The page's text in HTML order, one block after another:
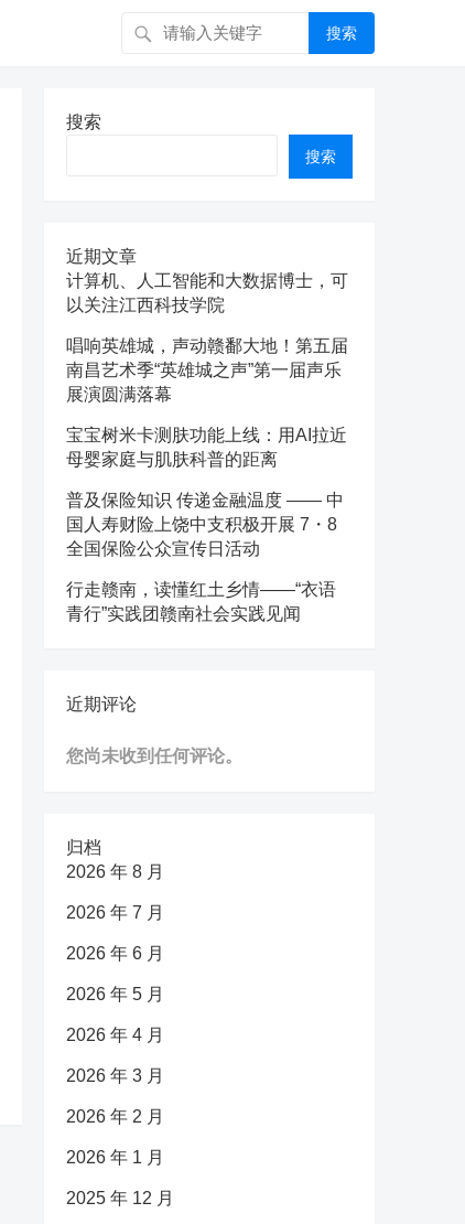
搜索
搜索
搜索
近期文章
计算机、人工智能和大数据博士，可
以关注江西科技学院
唱响英雄城，声动赣鄱大地！第五届
南昌艺术季“英雄城之声”第一届声乐
展演圆满落幕
宝宝树米卡测肤功能上线：用AI拉近
母婴家庭与肌肤科普的距离
普及保险知识 传递金融温度 —— 中
国人寿财险上饶中支积极开展 7・8
全国保险公众宣传日活动
行走赣南，读懂红土乡情——“衣语
青行”实践团赣南社会实践见闻
近期评论
您尚未收到任何评论。
归档
2026 年 8 月
2026 年 7 月
2026 年 6 月
2026 年 5 月
2026 年 4 月
2026 年 3 月
2026 年 2 月
2026 年 1 月
2025 年 12 月